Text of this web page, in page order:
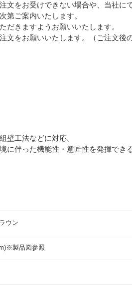
文をお受けできない場合や、当社に
第ご案内いたします。
だきますようお願いいたします。
文をお願いいたします。（ご注文後
壁工法などに対応。
に伴った機能性・意匠性を発揮でき
ウン
製品図参照